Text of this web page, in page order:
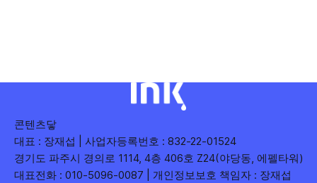
콘텐츠닿
대표 : 장재섭 | 사업자등록번호 : 832-22-01524
경기도 파주시 경의로 1114, 4층 406호 Z24(야당동, 에펠타워)
대표전화 : 010-5096-0087 | 개인정보보호 책임자 : 장재섭